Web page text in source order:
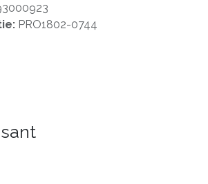
PRO1802-0744